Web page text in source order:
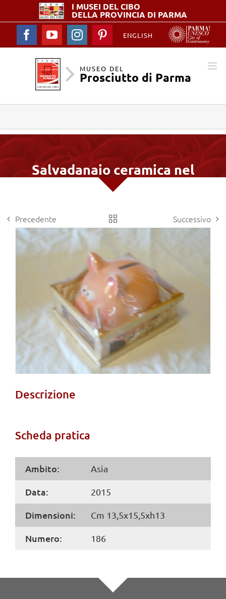
I MUSEI DELCIBO
DELLA PROVINCIA DI PARMA
ENGLISH
FacebookYouTubeInstagramPinterest
MUSEO DEL
Prosciutto di Parma
Salvadanaio ceramica nel
recinto
Precedente Successivo
View
Larger
Descrizione
Scheda pratica
Ambito: Asia
Data: 2015
Dimensioni: Cm 13,5x15,5xh13
Numero: 186